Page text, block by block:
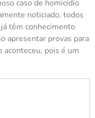
caso de homicídio
noticiado, todos
têm conhecimento
apresentar provas para
pois é um